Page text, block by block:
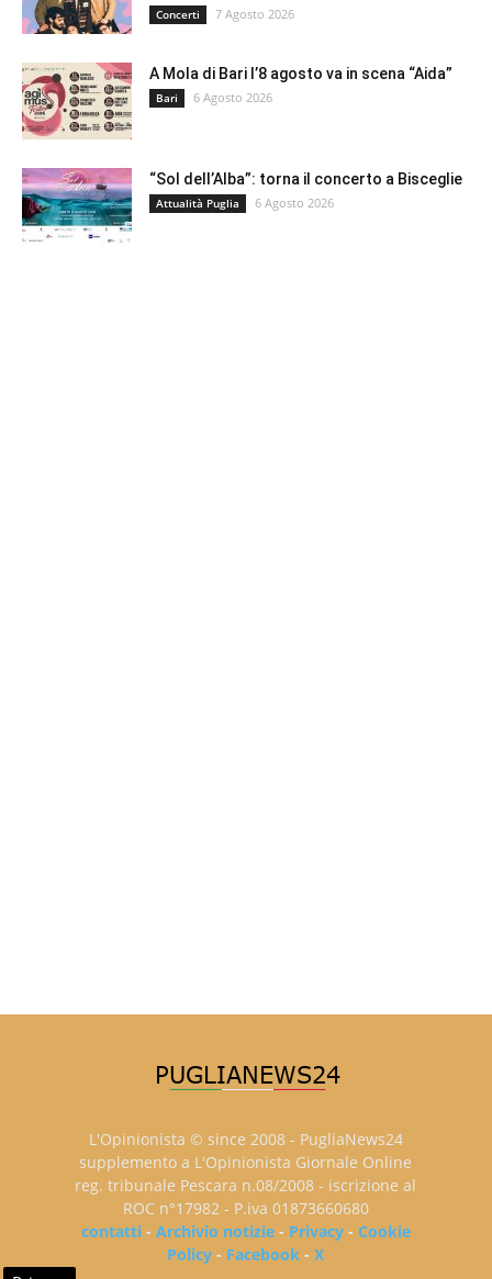
Concerti 7 Agosto 2026
A Mola di Bari l’8 agosto va in scena “Aida”
Bari 6 Agosto 2026
“Sol dell’Alba”: torna il concerto a Bisceglie
Attualità Puglia 6 Agosto 2026
L'Opinionista © since 2008 - PugliaNews24
supplemento a L'Opinionista Giornale Online
reg. tribunale Pescara n.08/2008 - iscrizione al
ROC n°17982 - P.iva 01873660680
contatti- Archivio notizie- Privacy- Cookie
Policy - Facebook -X